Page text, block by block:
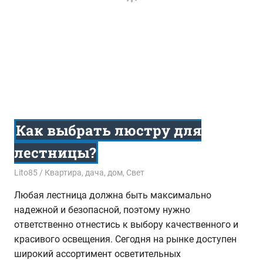
Как выбрать люстру для
лестницы?
10.04.2017
Lito85 Квартира, дача, дом, Свет
Любая лестница должна быть максимально
надежной и безопасной, поэтому нужно
ответственно отнестись к выбору качественного и
красивого освещения. Сегодня на рынке доступен
широкий ассортимент осветительных